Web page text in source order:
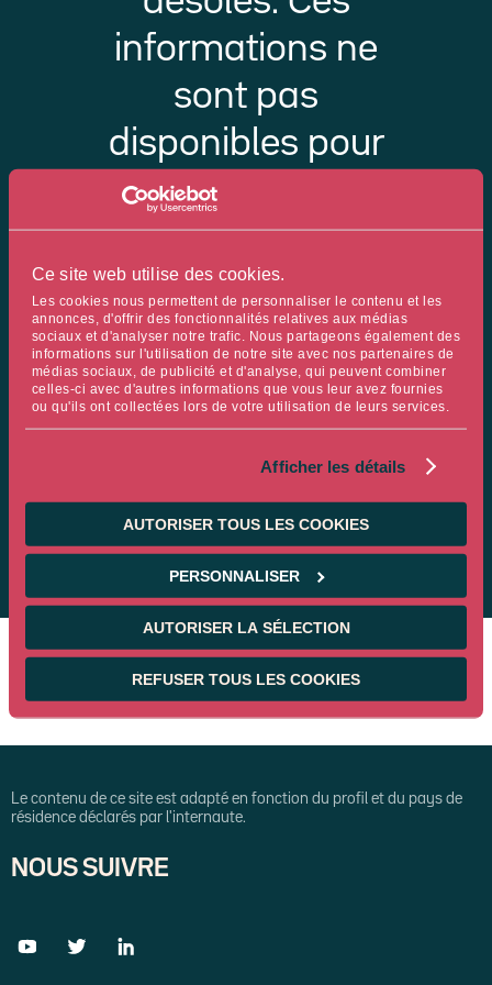
Ce site web utilise des cookies.
Les cookies nous permettent de personnaliser le contenu et les
annonces, d'offrir des fonctionnalités relatives aux médias
sociaux et d'analyser notre trafic. Nous partageons également des
informations sur l'utilisation de notre site avec nos partenaires de
médias sociaux, de publicité et d'analyse, qui peuvent combiner
celles-ci avec d'autres informations que vous leur avez fournies
ou qu'ils ont collectées lors de votre utilisation de leurs services.
Afficher les détails
AUTORISER TOUS LES COOKIES
PERSONNALISER
AUTORISER LA SÉLECTION
REFUSER TOUS LES COOKIES
informations ne
sont pas
disponibles pour
votre profil
d’investisseur ou
votre pays de
résidence. Merci de
sélectionner votre
profilpour
continuer.
Le contenu de ce site est adapté en fonction du profil et du pays de
résidence déclarés par l'internaute.
NOUS SUIVRE